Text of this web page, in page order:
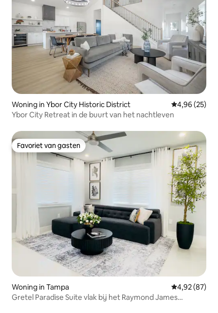
Woning in Ybor City Historic District Gemiddelde
4,96 (25)
Ybor City Retreat in de buurt van het nachtleven
Favoriet van gasten
Favoriet van gasten
Woning in Tampa Gemiddelde
4,92 (87)
Gretel Paradise Suite vlak bij het Raymond James